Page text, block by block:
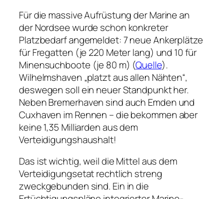
Für die massive Aufrüstung der Marine an
der Nordsee wurde schon konkreter
Platzbedarf angemeldet: 7 neue Ankerplätze
für Fregatten (je 220 Meter lang) und 10 für
Minensuchboote (je 80 m) (Quelle).
Wilhelmshaven „platzt aus allen Nähten“,
deswegen soll ein neuer Standpunkt her.
Neben Bremerhaven sind auch Emden und
Cuxhaven im Rennen – die bekommen aber
keine 1,35 Milliarden aus dem
Verteidigungshaushalt!
Das ist wichtig, weil die Mittel aus dem
Verteidigungsetat rechtlich streng
zweckgebunden sind. Ein in die